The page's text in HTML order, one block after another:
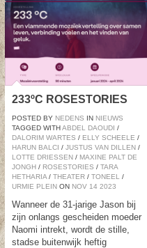
233ºC ROSESTORIES
POSTED BY NEDENS IN NIEUWS
TAGGED WITHABDEL DAOUDI /
DALORIM WARTES / ELLY SCHEELE /
HARUN BALCI / JUSTUS VAN DILLEN /
LOTTE DRIESSEN / MAXINE PALT DE
JONGH / ROSESTORIES / TARA
HETHARIA / THEATER / TONEEL
/
URMIE PLEIN ON NOV 14 2023
Wanneer de 31-jarige Jason bij
zijn onlangs gescheiden moeder
Naomi intrekt, wordt de stille,
stadse buitenwijk heftig